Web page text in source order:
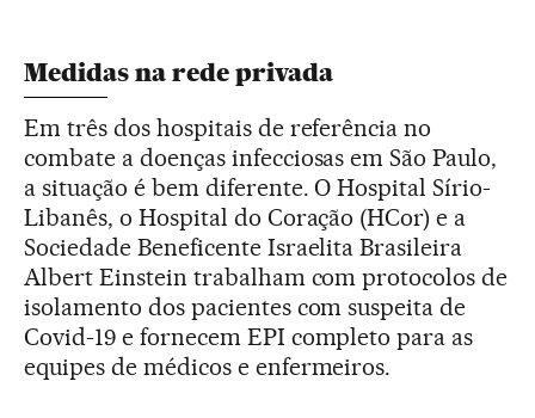
Medidas na rede privada
Em três dos hospitais de referência no
combate a doenças infecciosas em São Paulo,
a situação é bem diferente. O Hospital Sírio-
Libanês, o Hospital do Coração (HCor) e a
Sociedade Beneficente Israelita Brasileira
Albert Einstein trabalham com protocolos de
isolamento dos pacientes com suspeita de
Covid-19 e fornecem EPI completo para as
equipes de médicos e enfermeiros.